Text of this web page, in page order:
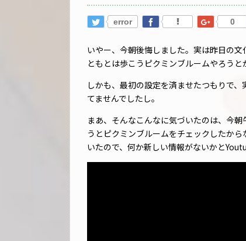
error 0
いやー、今朝後悔しました。実は昨日の
ともとは歩こうピクミンブルームやろうと
しかも、最初の設定を済ませたつもりで
てませんでしたし。
まあ、そんなこんなに気づいたのは、今
うとピクミンブルームをチェックしたか
いたので、何か新しい情報がないかと